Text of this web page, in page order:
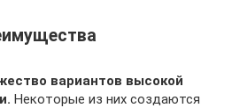
вариантов высокой
Некоторые из них создаются